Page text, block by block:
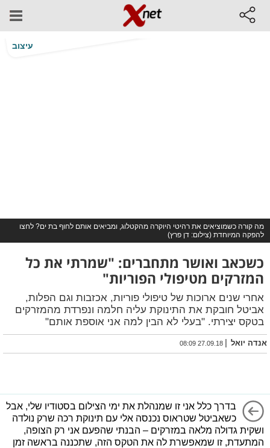
עיצוב
מה קורה כשמוציאים את רהיטי היוקרה מהקטלוג, ומביאים אותם לחוף בת ים? לחצו
להפקה המיוחדת (צילום: דן פרץ)
כשכאב ואושר מתחברים: "שמרתי את כל
המזרקים מטיפולי הפוריות"
אחרי שנים ארוכות של טיפולי פוריות, אכזבות וגם הפלות,
אביטל חובקת את התינוקת עליה חלמה ונפרדת מהמזרקים
בטקס יצירתי. "בעלי לא הבין למה אני אוספת אותם"
אנדה יואל |
27.09.18 08:09
בדרך כלל אני זו שמנהלת את ימי הצילום בסטודיו שלי, אבל
כשאביטל שטראוס נכנסה אלי עם תינוקת רכה שרק נולדה
ושקית גדולה מלאה במזרקים – הבנתי שהפעם אני רק הצופה,
המתעדת, זו שמאפשרת לה את הטקס הזה, שתכננה בראשה זמן